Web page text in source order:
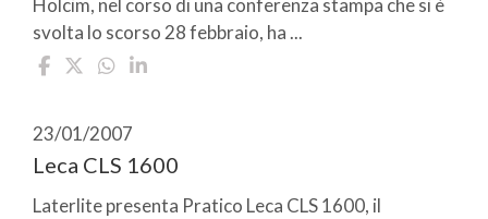
Holcim, nel corso di una conferenza stampa che si è
svolta lo scorso 28 febbraio, ha ...
23/01/2007
Leca CLS 1600
Laterlite presenta Pratico Leca CLS 1600, il